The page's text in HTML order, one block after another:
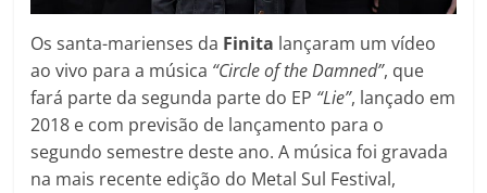
Os santa-marienses da Finita lançaram um vídeo
ao vivo para a música “Circle of the Damned”, que
fará parte da segunda parte do EP “Lie”, lançado em
2018 e com previsão de lançamento para o
segundo semestre deste ano. A música foi gravada
na mais recente edição do Metal Sul Festival,